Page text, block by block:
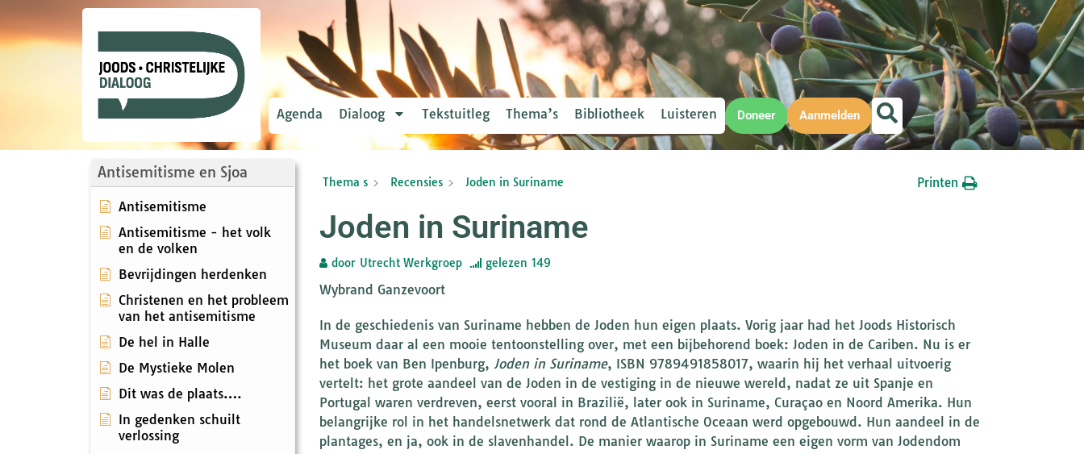
Agenda Dialoog Tekstuitleg Thema’s Bibliotheek Luisteren Doneer Aanmelden
Antisemitisme en Sjoa
Antisemitisme
Antisemitisme - het volk
en de volken
Bevrijdingen herdenken
Christenen en het probleem
van het antisemitisme
De hel in Halle
De Mystieke Molen
Dit was de plaats….
In gedenken schuilt
verlossing
Thema s Recensies Joden in Suriname Printen
Joden in Suriname
door Utrecht Werkgroep gelezen 149
Wybrand Ganzevoort
In de geschiedenis van Suriname hebben de Joden hun eigen plaats. Vorig jaar had het Joods Historisch
Museum daar al een mooie tentoonstelling over, met een bijbehorend boek: Joden in de Cariben. Nu is er
het boek van Ben Ipenburg, Joden in Suriname, ISBN 9789491858017, waarin hij het verhaal uitvoerig
vertelt: het grote aandeel van de Joden in de vestiging in de nieuwe wereld, nadat ze uit Spanje en
Portugal waren verdreven, eerst vooral in Brazilië, later ook in Suriname, Curaçao en Noord Amerika. Hun
belangrijke rol in het handelsnetwerk dat rond de Atlantische Oceaan werd opgebouwd. Hun aandeel in de
plantages, en ja, ook in de slavenhandel. De manier waarop in Suriname een eigen vorm van Jodendom